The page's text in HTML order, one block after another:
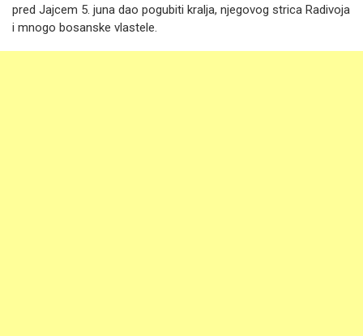
pred Jajcem 5. juna dao pogubiti kralja, njegovog strica Radivoja
i mnogo bosanske vlastele.